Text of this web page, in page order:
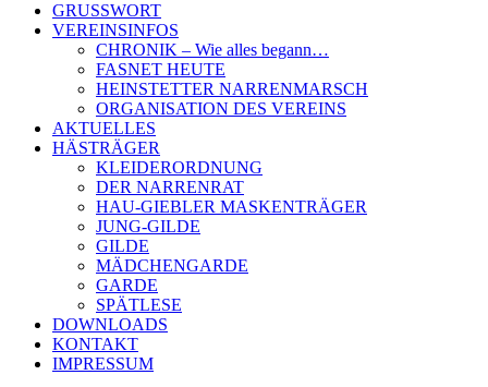
GRUSSWORT
VEREINSINFOS
CHRONIK – Wie alles begann…
FASNET HEUTE
HEINSTETTER NARRENMARSCH
ORGANISATION DES VEREINS
AKTUELLES
HÄSTRÄGER
KLEIDERORDNUNG
DER NARRENRAT
HAU-GIEBLER MASKENTRÄGER
JUNG-GILDE
GILDE
MÄDCHENGARDE
GARDE
SPÄTLESE
DOWNLOADS
KONTAKT
IMPRESSUM